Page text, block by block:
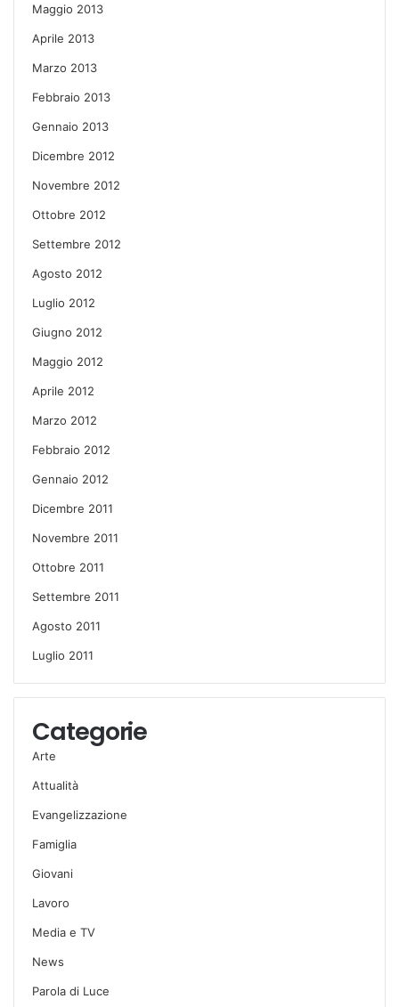
Maggio 2013
Aprile 2013
Marzo 2013
Febbraio 2013
Gennaio 2013
Dicembre 2012
Novembre 2012
Ottobre 2012
Settembre 2012
Agosto 2012
Luglio 2012
Giugno 2012
Maggio 2012
Aprile 2012
Marzo 2012
Febbraio 2012
Gennaio 2012
Dicembre 2011
Novembre 2011
Ottobre 2011
Settembre 2011
Agosto 2011
Luglio 2011
Categorie
Arte
Attualità
Evangelizzazione
Famiglia
Giovani
Lavoro
Media e TV
News
Parola di Luce